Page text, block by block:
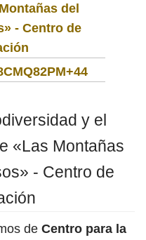
del
- Centro de
y el
«Las Montañas
- Centro de
de Centro para la